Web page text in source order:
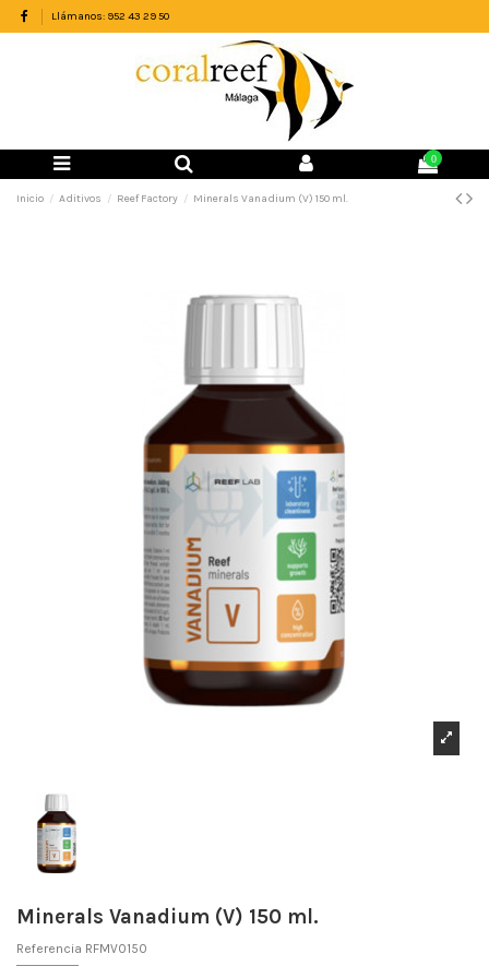
Llámanos: 952 43 29 50
0
Inicio Aditivos Reef Factory Minerals Vanadium (V) 150 ml.
Minerals Vanadium (V) 150 ml.
Referencia RFMV0150